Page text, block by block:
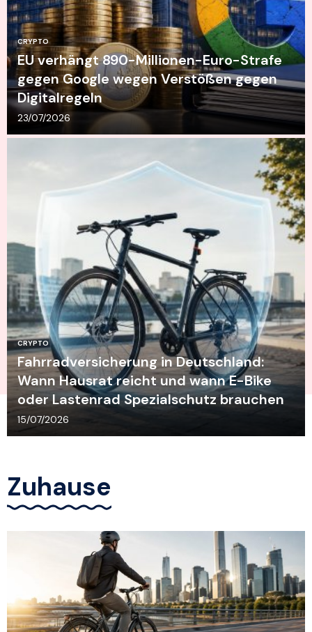
CRYPTO
EU verhängt 890-Millionen-Euro-Strafe
gegen Google wegen Verstößen gegen
Digitalregeln
23/07/2026
CRYPTO
Fahrradversicherung in Deutschland:
Wann Hausrat reicht und wann E-Bike
oder Lastenrad Spezialschutz brauchen
15/07/2026
Zuhause